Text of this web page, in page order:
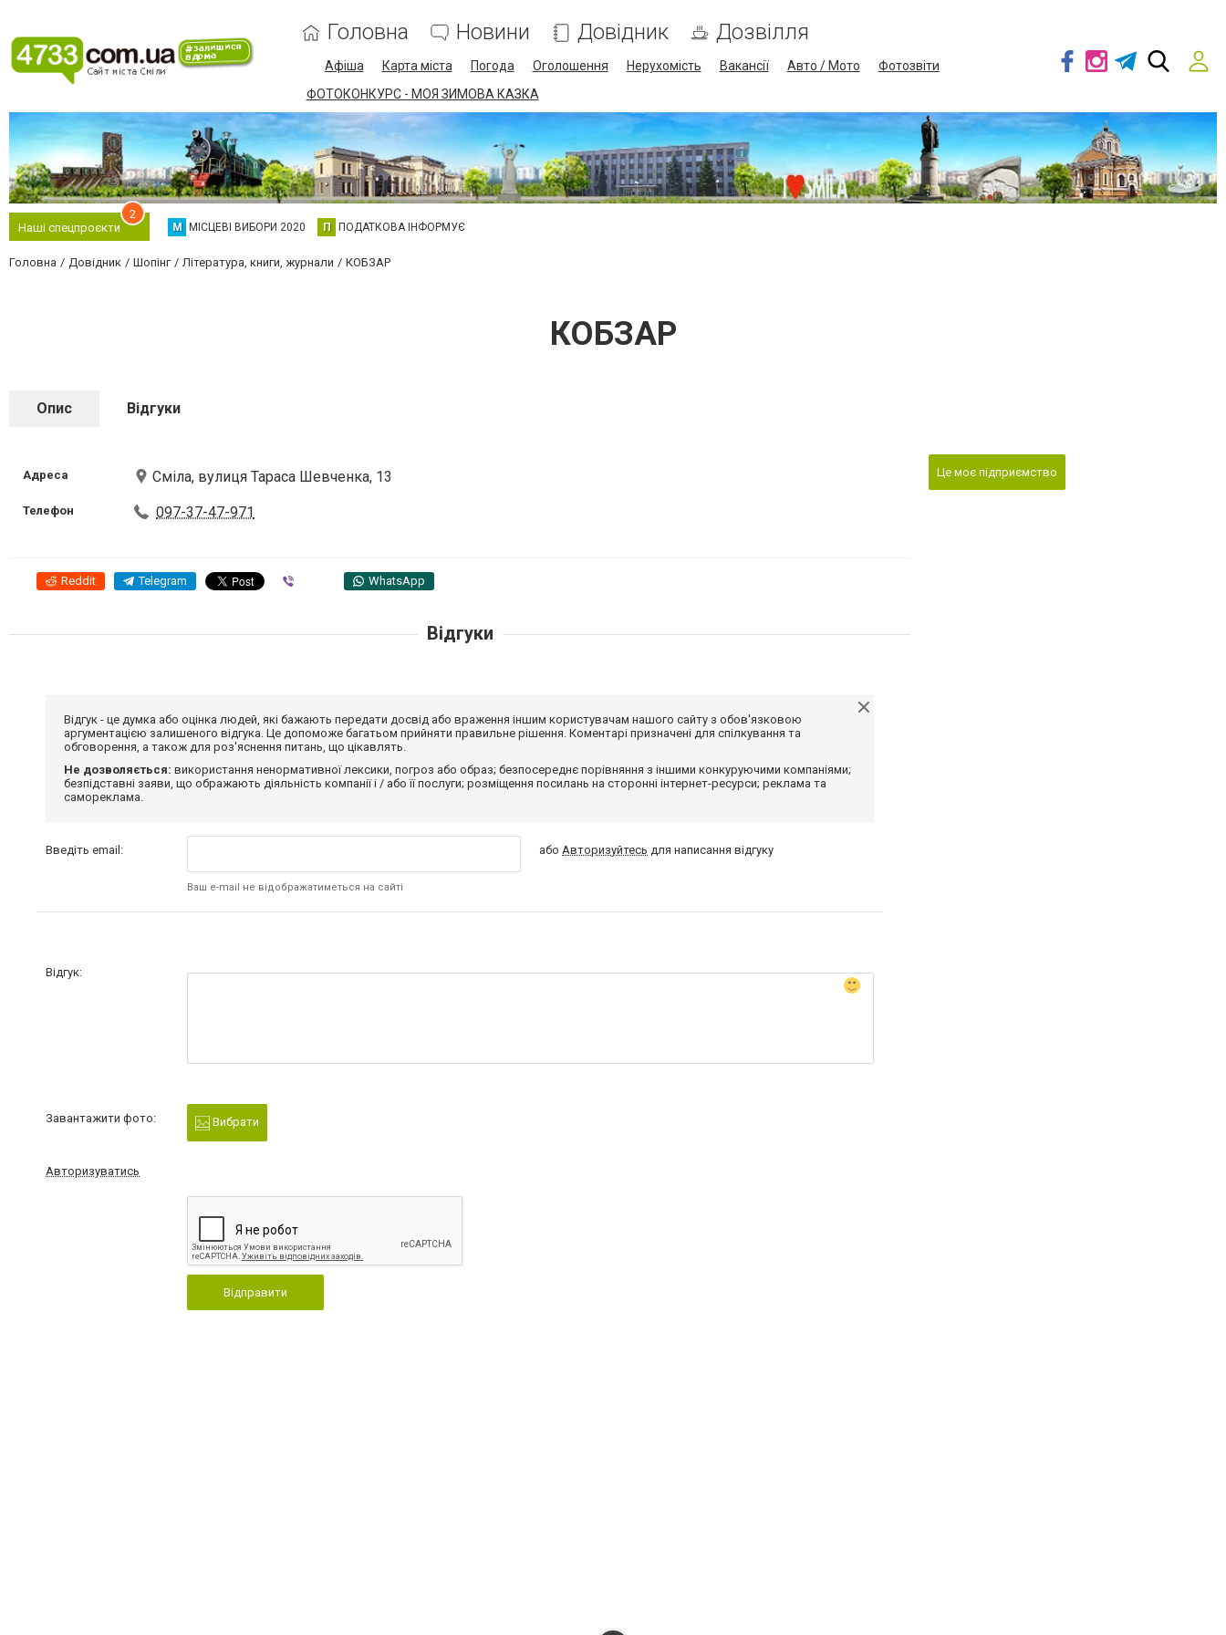
Головна Новини Довідник Дозвілля
Афіша Карта міста Погода Оголошення Нерухомість Вакансії Авто / Мото
Фотозвіти
ФОТОКОНКУРС - МОЯ ЗИМОВА КАЗКА
Наші спецпроєкти
2
М МІСЦЕВІ ВИБОРИ 2020 П ПОДАТКОВА ІНФОРМУЄ
Головна Довідник Шопінг Література, книги, журнали КОБЗАР
КОБЗАР
Опис Відгуки
Адреса Сміла, вулиця Тараса Шевченка, 13
Телефон 097-37-47-971
Reddit Telegram WhatsApp
Це моє підприємство
Відгуки
Відгук - це думка або оцінка людей, які бажають передати досвід або враження іншим користувачам нашого сайту з обов'язковою
аргументацією залишеного відгука. Це допоможе багатьом прийняти правильне рішення. Коментарі призначені для спілкування та
обговорення, а також для роз'яснення питань, що цікавлять.
Не дозволяється: використання ненормативної лексики, погроз або образ; безпосереднє порівняння з іншими конкуруючими компаніями;
безпідставні заяви, що ображають діяльність компанії і / або її послуги; розміщення посилань на сторонні інтернет-ресурси; реклама та
самореклама.
Введіть email:
Ваш e-mail не відображатиметься на сайті
абоАвторизуйтесь для написання відгуку
Відгук:
Завантажити фото: Вибрати
Авторизуватись
Відправити